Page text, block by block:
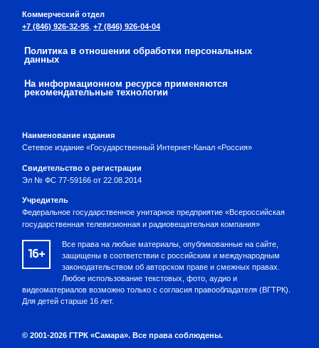
Коммерческий отдел
+7 (846) 926-32-95 +7 (846) 926-04-04
Политика в отношении обработки персональных
данных
На информационном ресурсе применяются
рекомендательные технологии
Наименование издания
Сетевое издание «Государственный Интернет-Канал «Россия»
Свидетельство о регистрации
Эл № ФС 77-59166 от 22.08.2014
Учредитель
Федеральное государственное унитарное предприятие «Всероссийская
государственная телевизионная и радиовещательная компания»
16+
Все права на любые материалы, опубликованные на сайте,
защищены в соответствии с российским и международным
законодательством об авторском праве и смежных правах.
Любое использование текстовых, фото, аудио и
видеоматериалов возможно только с согласия правообладателя (ВГТРК).
Для детей старше 16 лет.
© 2001-2026 ГТРК «Самара». Все права соблюдены.